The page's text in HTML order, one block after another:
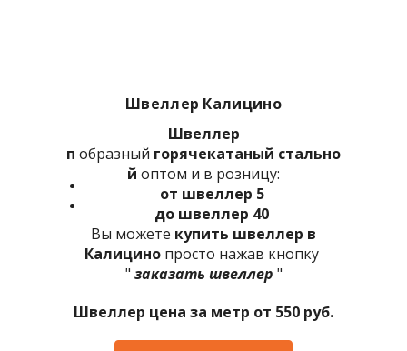
Швеллер Калицино
Швеллер
п образный горячекатаный стально
й оптом и в розницу:
от швеллер 5
до швеллер 40
Вы можете купить швеллер в
Калицино просто нажав кнопку
" заказать швеллер "
Швеллер цена за метр от 550 руб.